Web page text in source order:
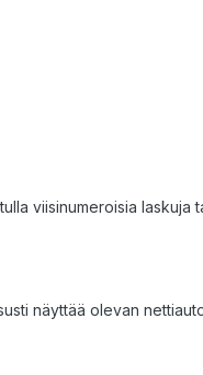
viisinumeroisia laskuja
näyttää olevan